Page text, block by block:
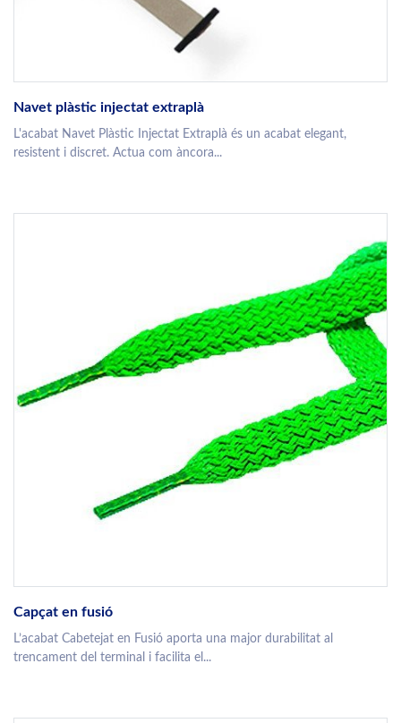
Navet plàstic injectat extraplà
L'acabat Navet Plàstic Injectat Extraplà és un acabat elegant,
resistent i discret. Actua com àncora...
Capçat en fusió
L’acabat Cabetejat en Fusió aporta una major durabilitat al
trencament del terminal i facilita el...